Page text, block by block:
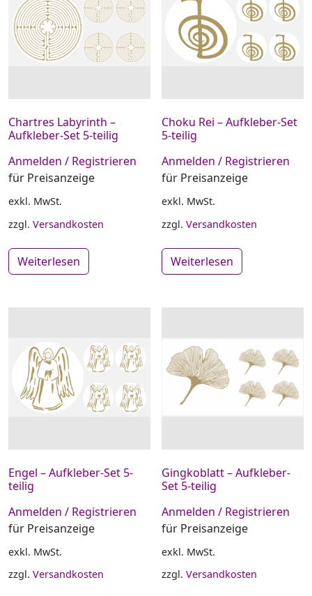
Chartres Labyrinth –
Aufkleber-Set 5-teilig
Anmelden / Registrieren
für Preisanzeige
exkl. MwSt.
zzgl. Versandkosten
Weiterlesen
Choku Rei – Aufkleber-Set
5-teilig
Anmelden / Registrieren
für Preisanzeige
exkl. MwSt.
zzgl.Versandkosten
Weiterlesen
Engel – Aufkleber-Set 5-
teilig
Anmelden / Registrieren
für Preisanzeige
exkl. MwSt.
zzgl. Versandkosten
Gingkoblatt – Aufkleber-
Set 5-teilig
Anmelden / Registrieren
für Preisanzeige
exkl. MwSt.
zzgl.Versandkosten